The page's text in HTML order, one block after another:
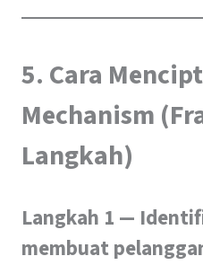
5. Cara
Mechanism
Langkah)
Langkah 1 —
membuat